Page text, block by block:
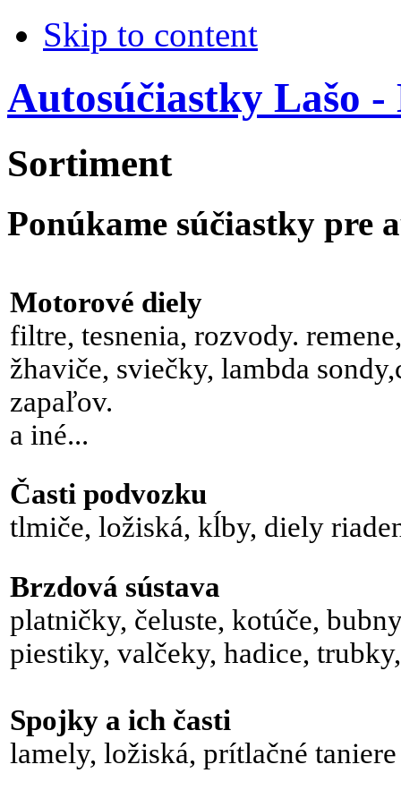
Skip to content
Autosúčiastky Lašo -
Sortiment
Ponúkame súčiastky pre
Motorové diely
filtre, tesnenia, rozvody.
žhaviče, sviečky, lambda
zapaľov.
a iné...
Časti podvozku
tlmiče, ložiská, kĺby, diely
Brzdová sústava
platničky, čeluste, kotúče,
piestiky, valčeky, hadice,
Spojky a ich časti
lamely, ložiská, prítlačné taniere